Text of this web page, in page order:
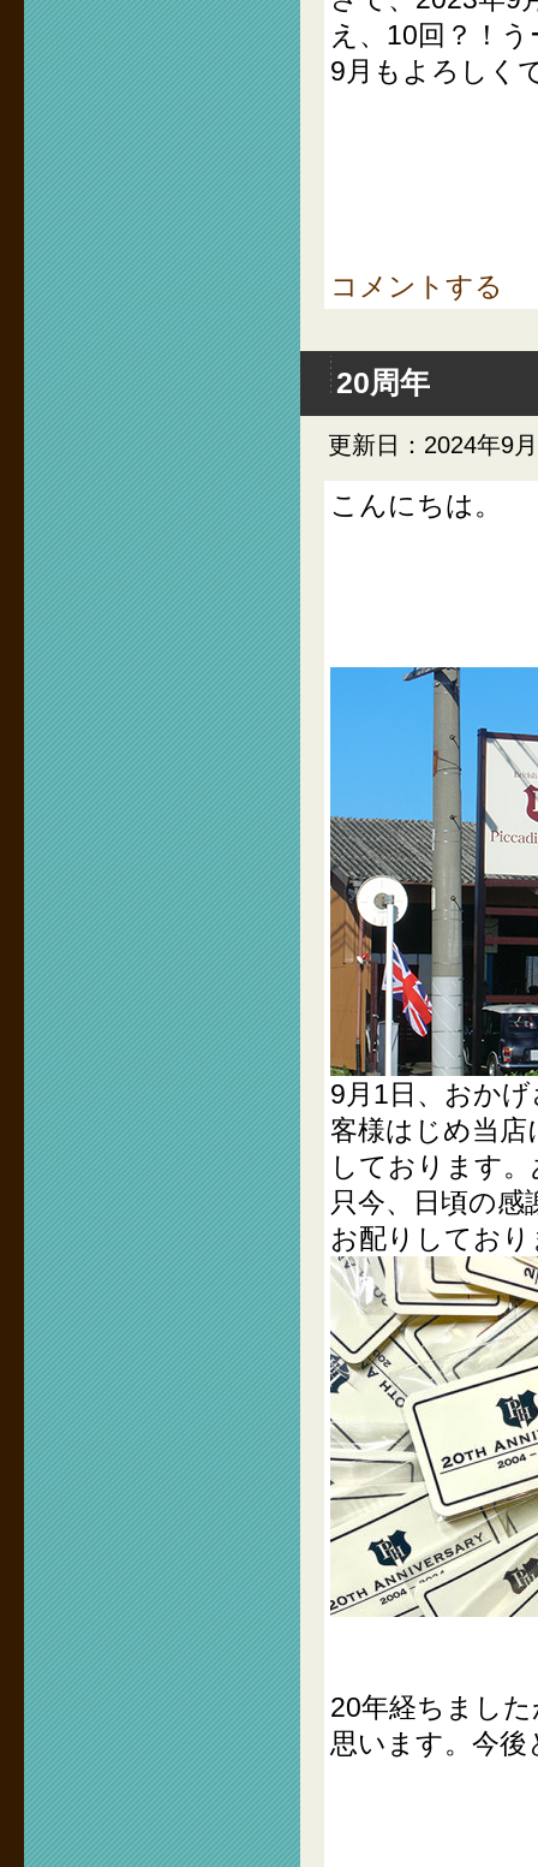
え、10回？！
9月もよろしく
コメントする
20周年
更新日：2024年9
こんにちは。
9月1日、おか
客様はじめ当
しております
只今、日頃の
お配りしてお
20年経ちまし
思います。今